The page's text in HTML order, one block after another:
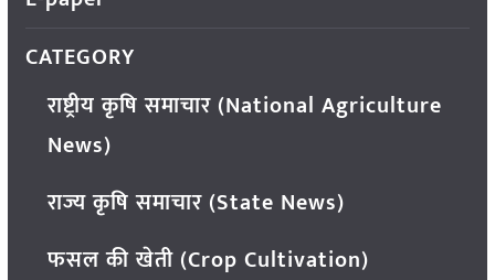
CATEGORY
राष्ट्रीय कृषि समाचार (National Agriculture
News)
राज्य कृषि समाचार (State News)
फसल की खेती (Crop Cultivation)